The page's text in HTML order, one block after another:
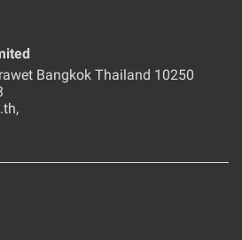
Bangkok Thailand 10250